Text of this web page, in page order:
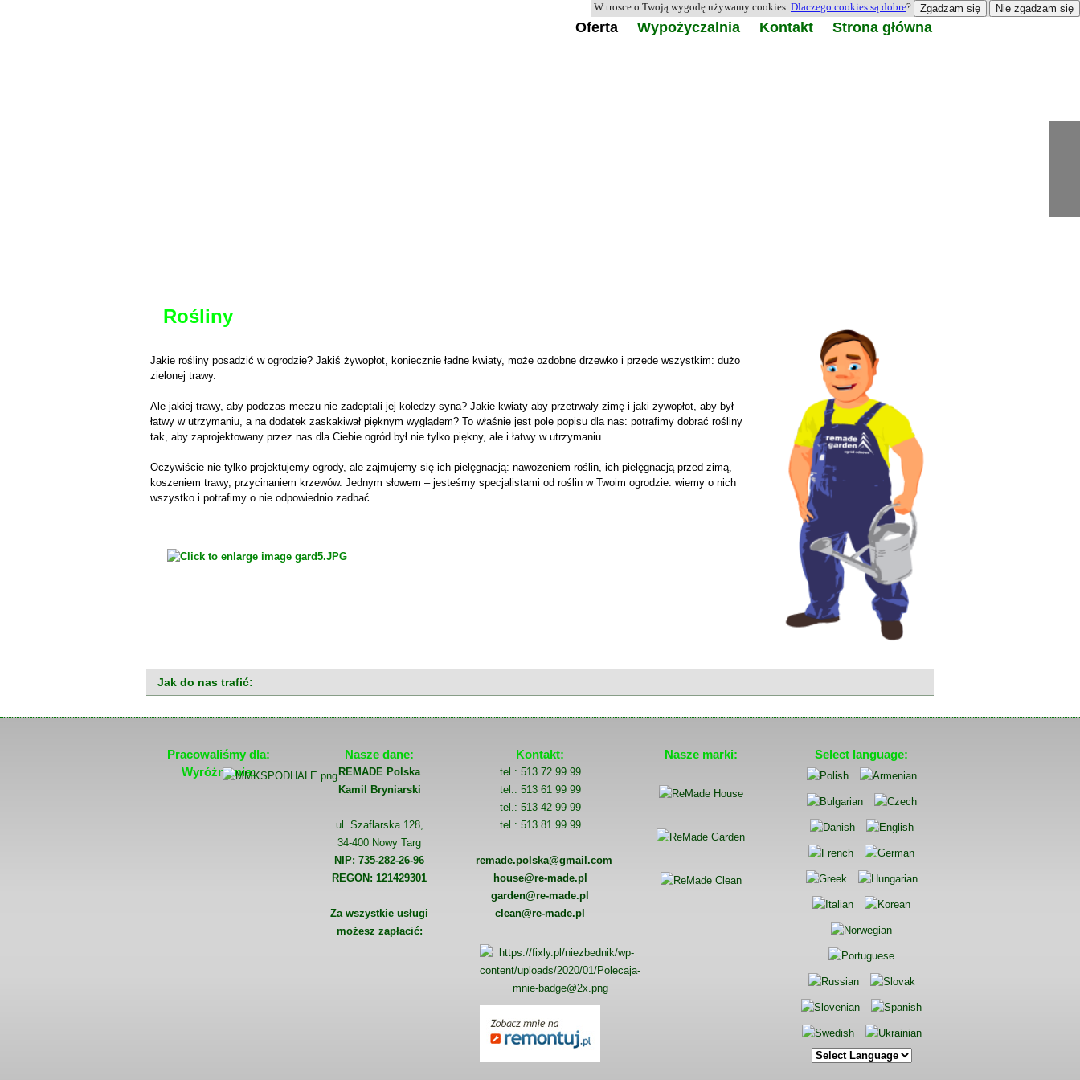
W trosce o Twoją wygodę używamy cookies. Dlaczego cookies są dobre? Zgadzam się Nie zgadzam się
Oferta Wypożyczalnia Kontakt Strona główna
Rośliny
Jakie rośliny posadzić w ogrodzie? Jakiś żywopłot, koniecznie ładne kwiaty, może ozdobne drzewko i przede wszystkim: dużo
zielonej trawy.
Ale jakiej trawy, aby podczas meczu nie zadeptali jej koledzy syna? Jakie kwiaty aby przetrwały zimę i jaki żywopłot, aby był
łatwy w utrzymaniu, a na dodatek zaskakiwał pięknym wyglądem? To właśnie jest pole popisu dla nas: potrafimy dobrać rośliny
tak, aby zaprojektowany przez nas dla Ciebie ogród był nie tylko piękny, ale i łatwy w utrzymaniu.
Oczywiście nie tylko projektujemy ogrody, ale zajmujemy się ich pielęgnacją: nawożeniem roślin, ich pielęgnacją przed zimą,
koszeniem trawy, przycinaniem krzewów. Jednym słowem – jesteśmy specjalistami od roślin w Twoim ogrodzie: wiemy o nich
wszystko i potrafimy o nie odpowiednio zadbać.
Jak do nas trafić:
Pracowaliśmy dla:
Wyróżnienia:
Nasze dane:
REMADE Polska
Kamil Bryniarski
ul. Szaflarska 128,
34-400 Nowy Targ
NIP: 735-282-26-96
REGON: 121429301
Za wszystkie usługi
możesz zapłacić:
Kontakt:
tel.: 513 72 99 99
tel.: 513 61 99 99
tel.: 513 42 99 99
tel.: 513 81 99 99
remade.polska@gmail.com
house@re-made.pl
garden@re-made.pl
clean@re-made.pl
Nasze marki: Select language: